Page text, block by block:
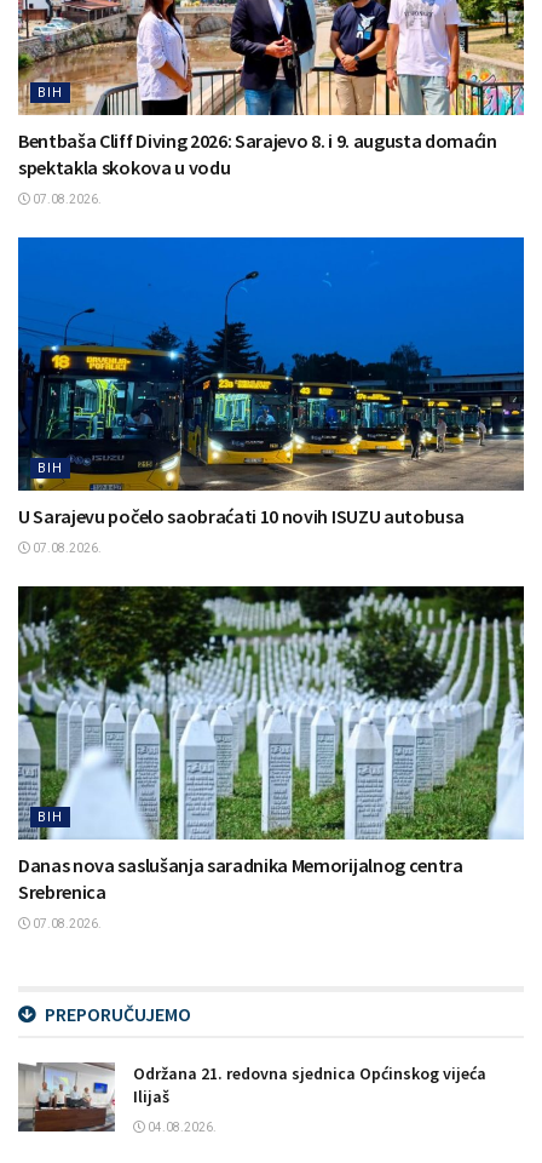
BIH
Bentbaša Cliff Diving 2026: Sarajevo 8. i 9. augusta domaćin
spektakla skokova u vodu
07.08.2026.
BIH
U Sarajevu počelo saobraćati 10 novih ISUZU autobusa
07.08.2026.
BIH
Danas nova saslušanja saradnika Memorijalnog centra
Srebrenica
07.08.2026.
PREPORUČUJEMO
Održana 21. redovna sjednica Općinskog vijeća
Ilijaš
04.08.2026.